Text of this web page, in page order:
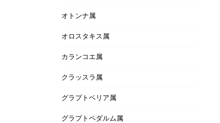
オトンナ属
オロスタキス属
カランコエ属
クラッスラ属
グラプトベリア属
グラプトペダルム属